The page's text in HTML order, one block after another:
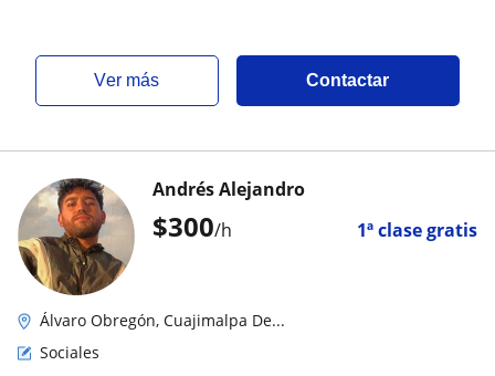
ver más Contactar
$300/h 1ª clase gratis
Andrés Alejandro
Álvaro Obregón, Cuajimalpa De...
Sociales